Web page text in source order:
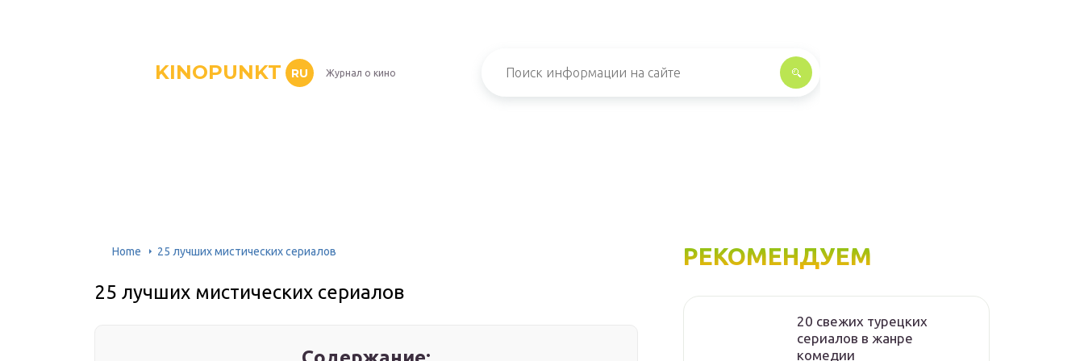
KINOPUNKT RU Журнал о кино
Home 25 лучших мистических сериалов
25 лучших мистических сериалов
РЕКОМЕНДУЕМ
20 свежих турецких
сериалов в жанре
комедии